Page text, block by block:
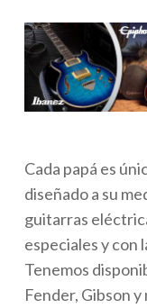
Cada papá es
diseñado a su
guitarras
especiales y con
Tenemos
Fender, Gibson y